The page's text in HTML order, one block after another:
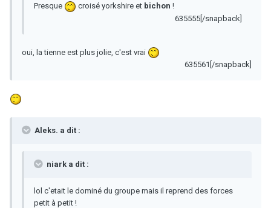
Presque croisé yorkshire et bichon !
635555[/snapback]
oui, la tienne est plus jolie, c'est vrai
635561[/snapback]
Aleks. a dit :
niark a dit :
lol c'etait le dominé du groupe mais il reprend des forces
petit à petit !